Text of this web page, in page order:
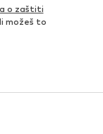
o zaštiti
možeš to